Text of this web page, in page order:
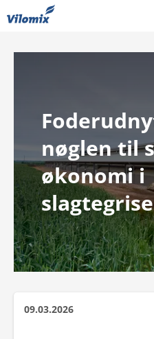
nøglen til
økonomi i
09.03.2026